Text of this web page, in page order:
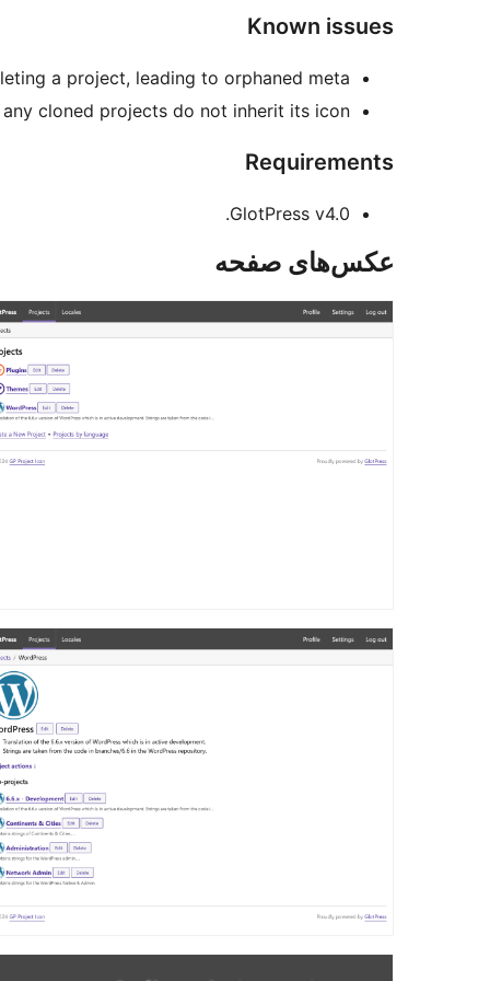
Known issues
a project, leading to orphaned meta.
cloned projects do not inherit its icon.
Requirements
GlotPress v4.0.
عکس‌های صفحه